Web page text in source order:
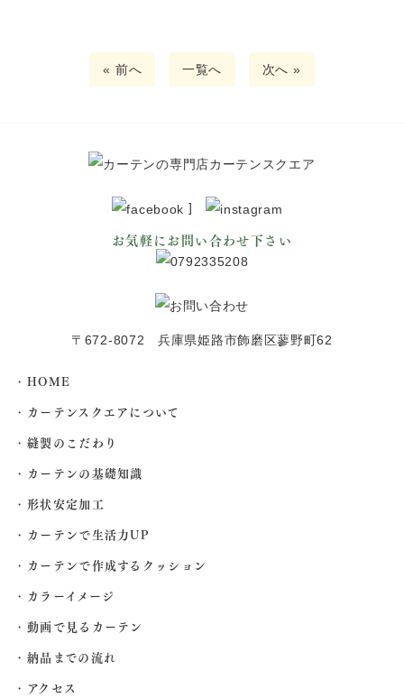
« 前へ 一覧へ 次へ »
]
お気軽にお問い合わせ下さい
〒672-8072 兵庫県姫路市飾磨区蓼野町62
HOME
カーテンスクエアについて
縫製のこだわり
カーテンの基礎知識
形状安定加工
カーテンで生活力UP
カーテンで作成するクッション
カラーイメージ
動画で見るカーテン
納品までの流れ
アクセス